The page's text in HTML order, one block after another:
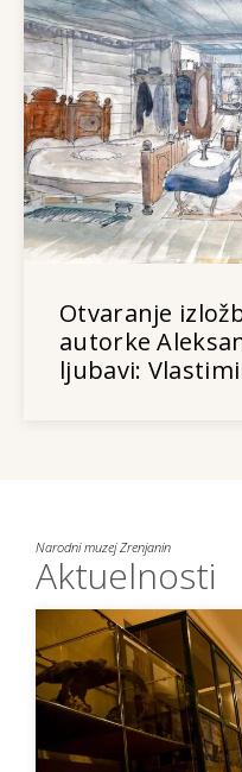
Otvaranje
autorke
ljubavi:
Narodni muzej Zrenjanin
Aktuelnosti